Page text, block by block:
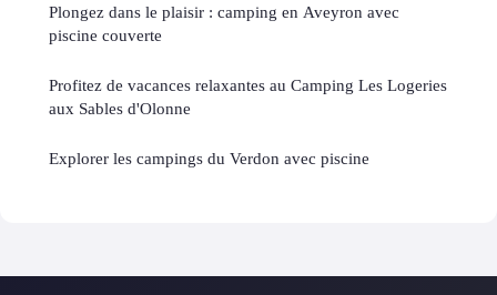
Plongez dans le plaisir : camping en Aveyron avec
piscine couverte
Profitez de vacances relaxantes au Camping Les Logeries
aux Sables d'Olonne
Explorer les campings du Verdon avec piscine